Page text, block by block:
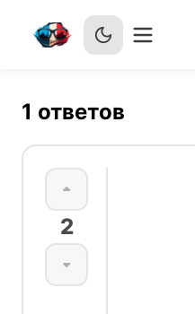
1 ответов
2